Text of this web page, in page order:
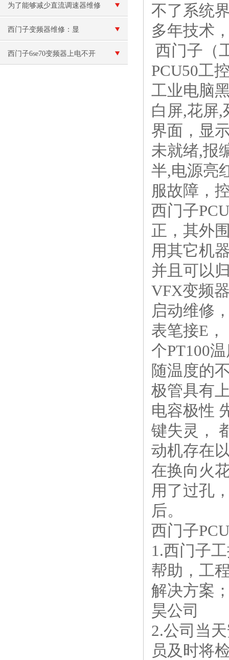
为了能够减少直流调速器维修
次数,我们一定要定期保养
西门子变频器维修：显
示“e”报警
西门子6se70变频器上电不开
不了系统
多年技术
西门子（
PCU50工
工业电脑
白屏,花屏
界面，显
未就绪,报
半,电源亮
服故障，
西门子
正，其外
用其它机
并且可以
VFX变频
启动维修
表笔接E
个PT100
随温度的
极管具有
电容极性
键失灵，
动机存在
在换向火
用了过孔
后。
西门子
1.西门子
帮助，工
解决方案
昊公司
2.公司当
员及时将